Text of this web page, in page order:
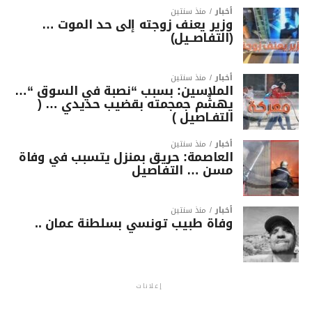
أخبار منذ سنتين
وزير يعنف زوجته إلى حد الموت …
(التفاصــيل)
أخبار منذ سنتين
الملاسين: بسبب “نصبة في السوق “…
يهشّم جمجمته بقضيب حديدي … (
التفـاصيل )
أخبار منذ سنتين
العاصمة: حريق بمنزل يتسبب في وفاة
مسن … التفاصيل
أخبار منذ سنتين
وفاة طبيب تونسي بسلطنة عمان ..
إعلانات